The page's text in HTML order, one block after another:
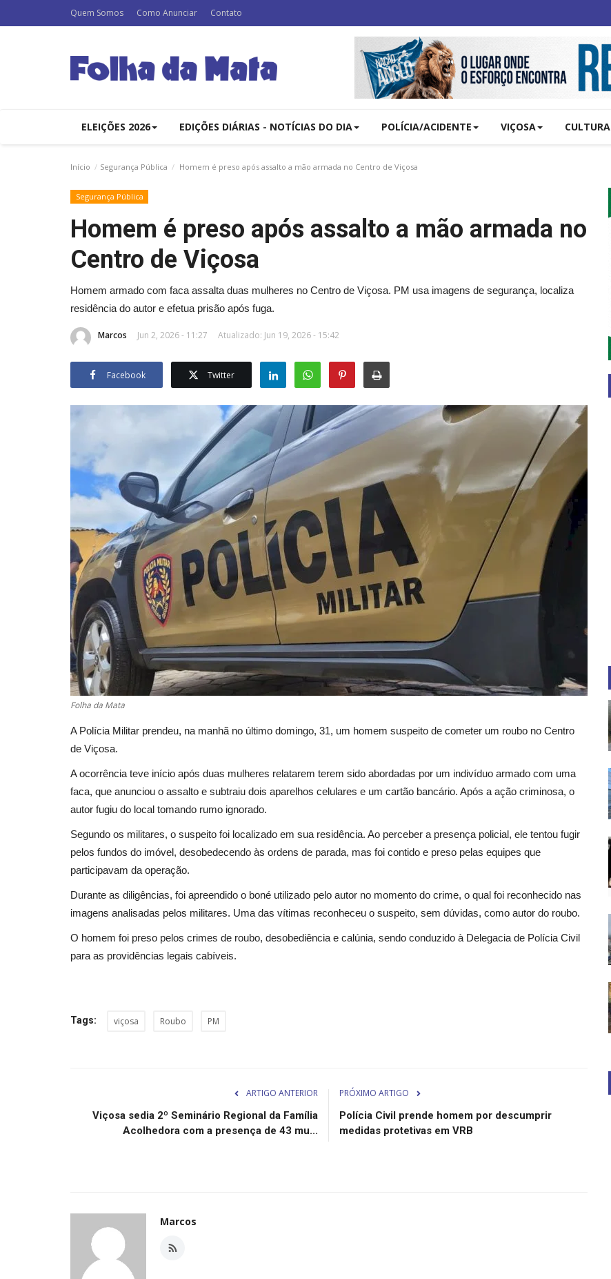
Quem Somos Como Anunciar Contato
ELEIÇÕES 2026 EDIÇÕES DIÁRIAS - NOTÍCIAS DO DIA POLÍCIA/ACIDENTE VIÇOSA CULTURA
Início Segurança Pública Homem é preso após assalto a mão armada no Centro de Viçosa
Segurança Pública
Homem é preso após assalto a mão armada no
Centro de Viçosa
Homem armado com faca assalta duas mulheres no Centro de Viçosa. PM usa imagens de segurança, localiza
residência do autor e efetua prisão após fuga.
Marcos Jun 2, 2026 - 11:27 Atualizado: Jun 19, 2026 - 15:42
Facebook Twitter
Folha da Mata
A Polícia Militar prendeu, na manhã no último domingo, 31, um homem suspeito de cometer um roubo no Centro
de Viçosa.
A ocorrência teve início após duas mulheres relatarem terem sido abordadas por um indivíduo armado com uma
faca, que anunciou o assalto e subtraiu dois aparelhos celulares e um cartão bancário. Após a ação criminosa, o
autor fugiu do local tomando rumo ignorado.
Segundo os militares, o suspeito foi localizado em sua residência. Ao perceber a presença policial, ele tentou fugir
pelos fundos do imóvel, desobedecendo às ordens de parada, mas foi contido e preso pelas equipes que
participavam da operação.
Durante as diligências, foi apreendido o boné utilizado pelo autor no momento do crime, o qual foi reconhecido nas
imagens analisadas pelos militares. Uma das vítimas reconheceu o suspeito, sem dúvidas, como autor do roubo.
O homem foi preso pelos crimes de roubo, desobediência e calúnia, sendo conduzido à Delegacia de Polícia Civil
para as providências legais cabíveis.
Tags: viçosa Roubo PM
ARTIGO ANTERIOR
Viçosa sedia 2º Seminário Regional da Família
Acolhedora com a presença de 43 mu...
PRÓXIMO ARTIGO
Polícia Civil prende homem por descumprir
medidas protetivas em VRB
Marcos